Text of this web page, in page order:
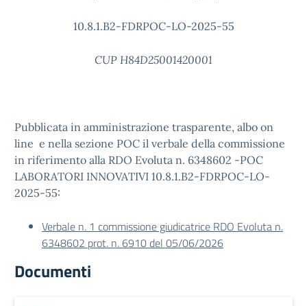
10.8.1.B2-FDRPOC-LO-2025-55
CUP H84D25001420001
Pubblicata in amministrazione trasparente, albo on
line e nella sezione POC il verbale della commissione
in riferimento alla RDO Evoluta n. 6348602 -POC
LABORATORI INNOVATIVI 10.8.1.B2-FDRPOC-LO-
2025-55:
Verbale n. 1 commissione giudicatrice RDO Evoluta n.
6348602 prot. n. 6910 del 05/06/2026
Documenti